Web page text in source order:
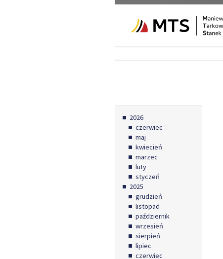
2026
czerwiec
maj
kwiecień
marzec
luty
styczeń
2025
grudzień
listopad
październik
wrzesień
sierpień
lipiec
czerwiec